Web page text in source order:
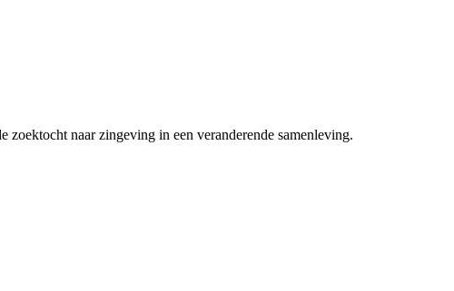
zoektocht naar zingeving in een veranderende samenleving.